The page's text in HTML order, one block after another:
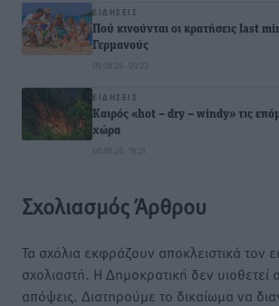
ΕΙΔΉΣΕΙΣ
Πού κινούνται οι κρατήσεις last
Γερμανούς
09.08.26 · 09:23
ΕΙΔΉΣΕΙΣ
Καιρός «hot – dry – windy» τις
χώρα
08.08.26 · 19:21
Σχολιασμός Άρθρου
Τα σχόλια εκφράζουν αποκλειστικά τον
σχολιαστή. Η Δημοκρατική δεν υιοθετεί
απόψεις. Διατηρούμε το δικαίωμα να